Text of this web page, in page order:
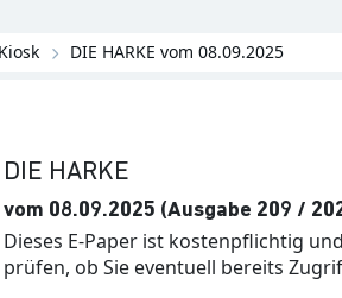
DIE HARKE vom 08.09.2025
DIE HARKE
vom 08.09.2025 (Ausgabe 209 /
Dieses E-Paper ist kostenpflichtig und
prüfen, ob Sie eventuell bereits